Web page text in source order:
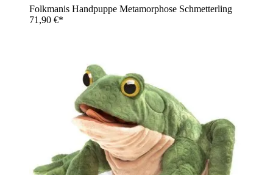
Folkmanis Handpuppe Metamorphose Schmetterling
71,90 €*